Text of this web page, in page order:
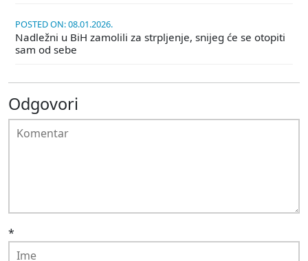
POSTED ON: 08.01.2026.
Nadležni u BiH zamolili za strpljenje, snijeg će se otopiti
sam od sebe
Odgovori
*